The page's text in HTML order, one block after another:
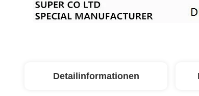
Detailinformationen